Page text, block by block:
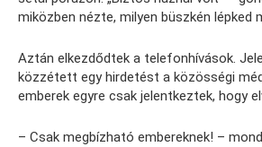
miközben nézte, milyen büszkén lépked
Aztán elkezdődtek a telefonhívások.
közzétett egy hirdetést a közösségi
emberek egyre csak jelentkeztek, hogy
– Csak megbízható embereknek! –